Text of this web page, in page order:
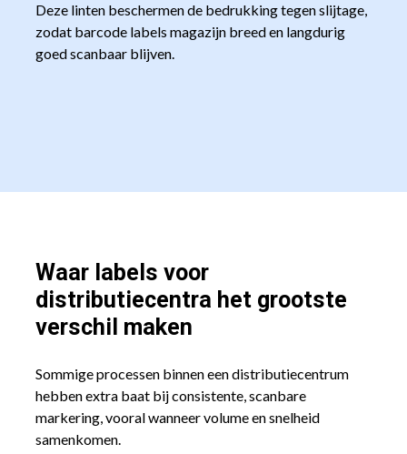
Deze linten beschermen de bedrukking tegen slijtage,
zodat barcode labels magazijn breed en langdurig
goed scanbaar blijven.
Waar labels voor
distributiecentra het grootste
verschil maken
Sommige processen binnen een distributiecentrum
hebben extra baat bij consistente, scanbare
markering, vooral wanneer volume en snelheid
samenkomen.